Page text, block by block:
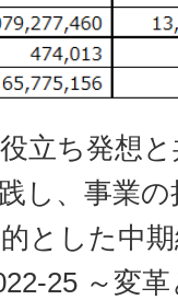
立ち発想
し、事業
とした中
25 ～変